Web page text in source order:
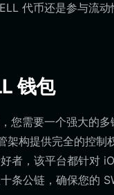
代币还是参与流
钱包
您需要一个强大的
架构提供完全的控
者，该平台都针对
条公链，确保您的